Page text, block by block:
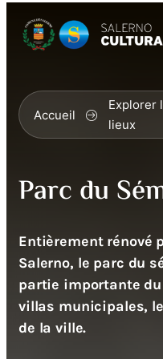
Accueil
Explorer
lieux
Parc du
Entièrement rénové
Salerno, le parc du
partie importante
villas municipales,
de la ville.